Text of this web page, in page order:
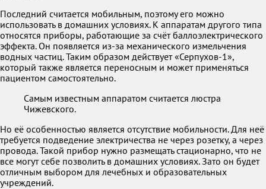
Последний считается мобильным, поэтому его можно
использовать в домашних условиях. К аппаратам другого типа
относятся приборы, работающие за счёт баллоэлектрического
эффекта. Он появляется из-за механического измельчения
водных частиц. Таким образом действует «Серпухов-1»,
который также является переносным и может применяться
пациентом самостоятельно.
Самым известным аппаратом считается люстра
Чижевского.
Но её особенностью является отсутствие мобильности. Для неё
требуется подведение электричества не через розетку, а через
провода. Такой прибор нужно размещать стационарно, что не
все могут себе позволить в домашних условиях. Зато он будет
отличным выбором для лечебных и образовательных
учреждений.